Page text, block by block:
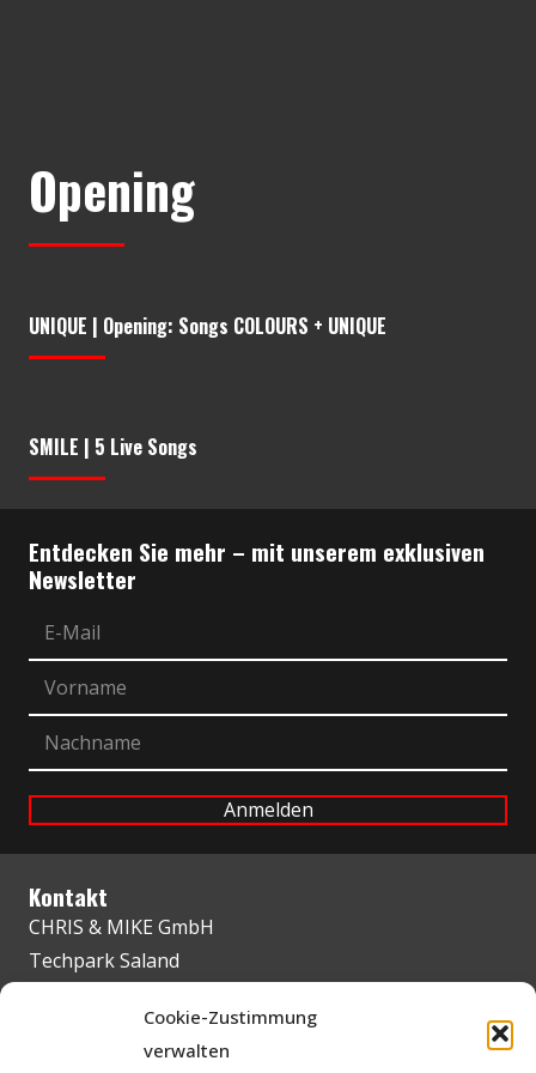
Cookie-Zustimmung
verwalten
Opening
UNIQUE | Opening: Songs COLOURS + UNIQUE
SMILE | 5 Live Songs
Entdecken Sie mehr – mit unserem exklusiven
Newsletter
Kontakt
CHRIS & MIKE GmbH
Techpark Saland
CH-8493 Saland
+41 52 347 09 23